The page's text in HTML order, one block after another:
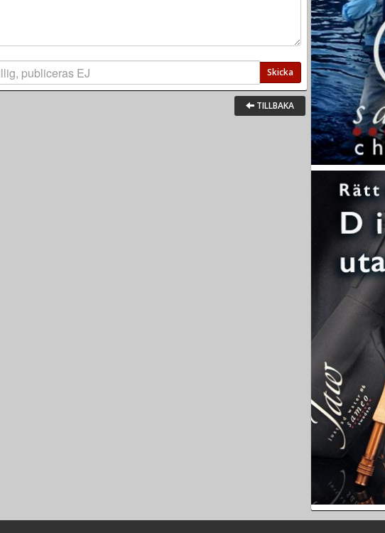
Skicka
TILLBAKA